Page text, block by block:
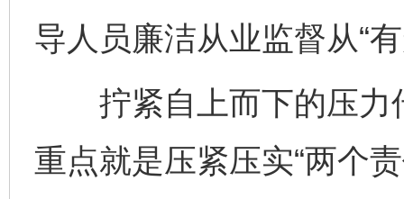
导人员廉洁从业监督从“
拧紧自上而下的压力
重点就是压紧压实“两个